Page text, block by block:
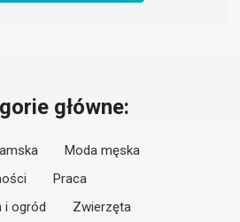
główne:
Moda męska
Praca
i ogród
Zwierzęta